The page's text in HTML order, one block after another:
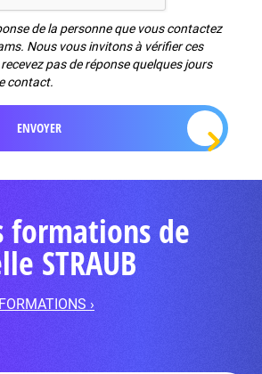
de la personne que vous contactez
Nous vous invitons à vérifier ces
pas de réponse quelques jours
contact.
formations de
STRAUB
›